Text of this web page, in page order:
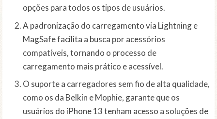
opções para todos os tipos de usuários.
A padronização do carregamento via Lightning e
MagSafe facilita a busca por acessórios
compatíveis, tornando o processo de
carregamento mais prático e acessível.
O suporte a carregadores sem fio de alta qualidade,
como os da Belkin e Mophie, garante que os
usuários do iPhone 13 tenham acesso a soluções de